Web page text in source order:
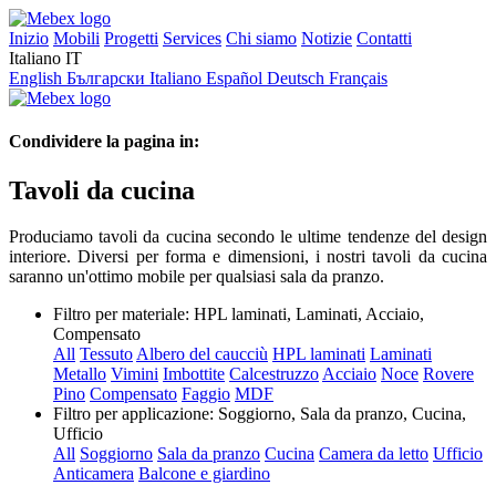
Inizio Mobili Progetti Services Chi siamo Notizie Contatti
Italiano IT
English Български Italiano Español Deutsch Français
Condividere la pagina in:
Tavoli da cucina
Produciamo tavoli da cucina secondo le ultime tendenze del design
interiore. Diversi per forma e dimensioni, i nostri tavoli da cucina
saranno un'ottimo mobile per qualsiasi sala da pranzo.
Filtro per materiale: HPL laminati, Laminati, Acciaio,
Compensato
All TessutoAlbero del caucciù HPL laminati Laminati
Metallo Vimini Imbottite CalcestruzzoAcciaio Noce Rovere
Pino Compensato Faggio MDF
Filtro per applicazione: Soggiorno, Sala da pranzo, Cucina,
Ufficio
All Soggiorno Sala da pranzo Cucina Camera da letto Ufficio
Anticamera Balcone e giardino